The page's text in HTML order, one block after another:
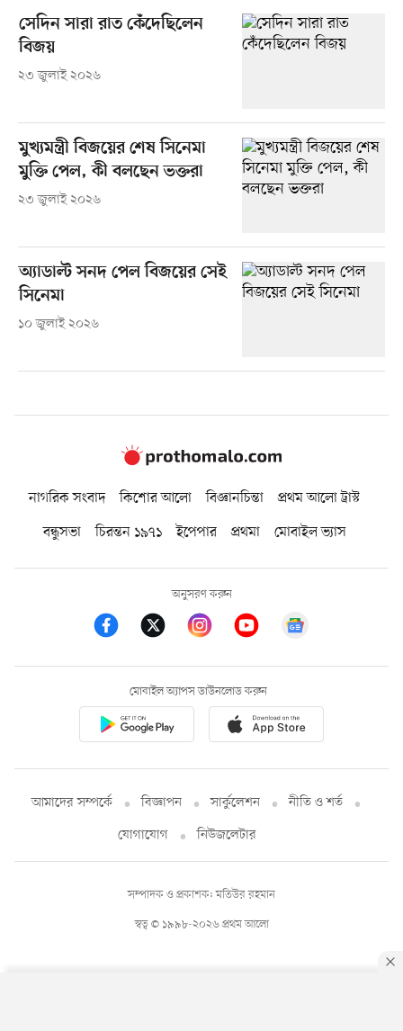
সেদিন সারা রাত কেঁদেছিলেন
বিজয়
২৩ জুলাই ২০২৬
মুখ্যমন্ত্রী বিজয়ের শেষ সিনেমা
মুক্তি পেল, কী বলছেন ভক্তরা
২৩ জুলাই ২০২৬
অ্যাডাল্ট সনদ পেল বিজয়ের সেই
সিনেমা
১০ জুলাই ২০২৬
নাগরিক সংবাদ কিশোর আলো বিজ্ঞানচিন্তা
প্রথম আলো ট্রাস্ট
বন্ধুসভা
চিরন্তন ১৯৭১ ইপেপার প্রথমা মোবাইল ভ্যাস
অনুসরণ করুন
মোবাইল অ্যাপস ডাউনলোড করুন
আমাদের সম্পর্কে বিজ্ঞাপন সার্কুলেশন
নীতি ও শর্ত
যোগাযোগ
নিউজলেটার
স্বত্ব © ১৯৯৮-২০২৬ প্রথম আলো
সম্পাদক ও প্রকাশক: মতিউর রহমান